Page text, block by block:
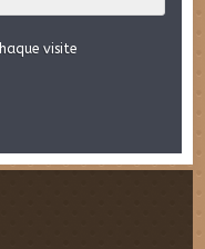
visite